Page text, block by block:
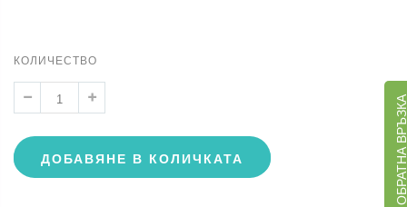
КОЛИЧЕСТВО
ДОБАВЯНЕ В КОЛИЧКАТА